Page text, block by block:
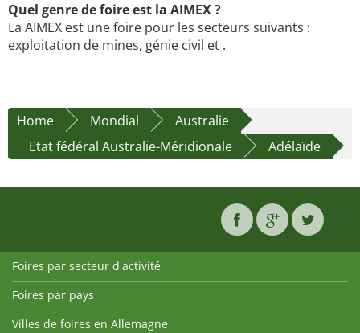
Quel genre de foire est la AIMEX ?
La AIMEX est une foire pour les secteurs suivants :
exploitation de mines, génie civil et .
Home Mondial
Australie
Etat fédéral Australie-Méridionale
Adélaïde
Foires par secteur d'activité
Foires par pays
Villes de foires en Allemagne